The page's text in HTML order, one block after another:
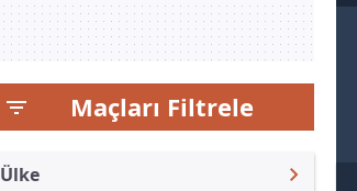
Maçları Filtrele
Ülke